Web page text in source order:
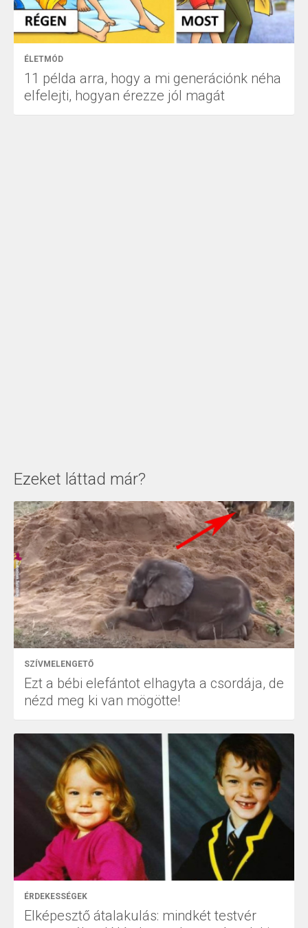
ÉLETMÓD
11 példa arra, hogy a mi generációnk néha
elfelejti, hogyan érezze jól magát
Ezeket láttad már?
SZÍVMELENGETŐ
Ezt a bébi elefántot elhagyta a csordája, de
nézd meg ki van mögötte!
ÉRDEKESSÉGEK
Elképesztő átalakulás: mindkét testvér